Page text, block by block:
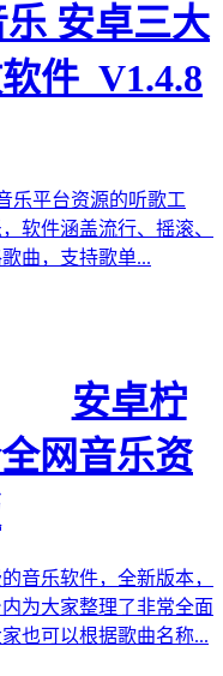
安卓三大
件_V1.4.8
乐平台资源的听歌工
软件涵盖流行、摇滚、
曲，支持歌单...
安卓柠
网音乐资
音乐软件，全新版本，
为大家整理了非常全面
也可以根据歌曲名称...